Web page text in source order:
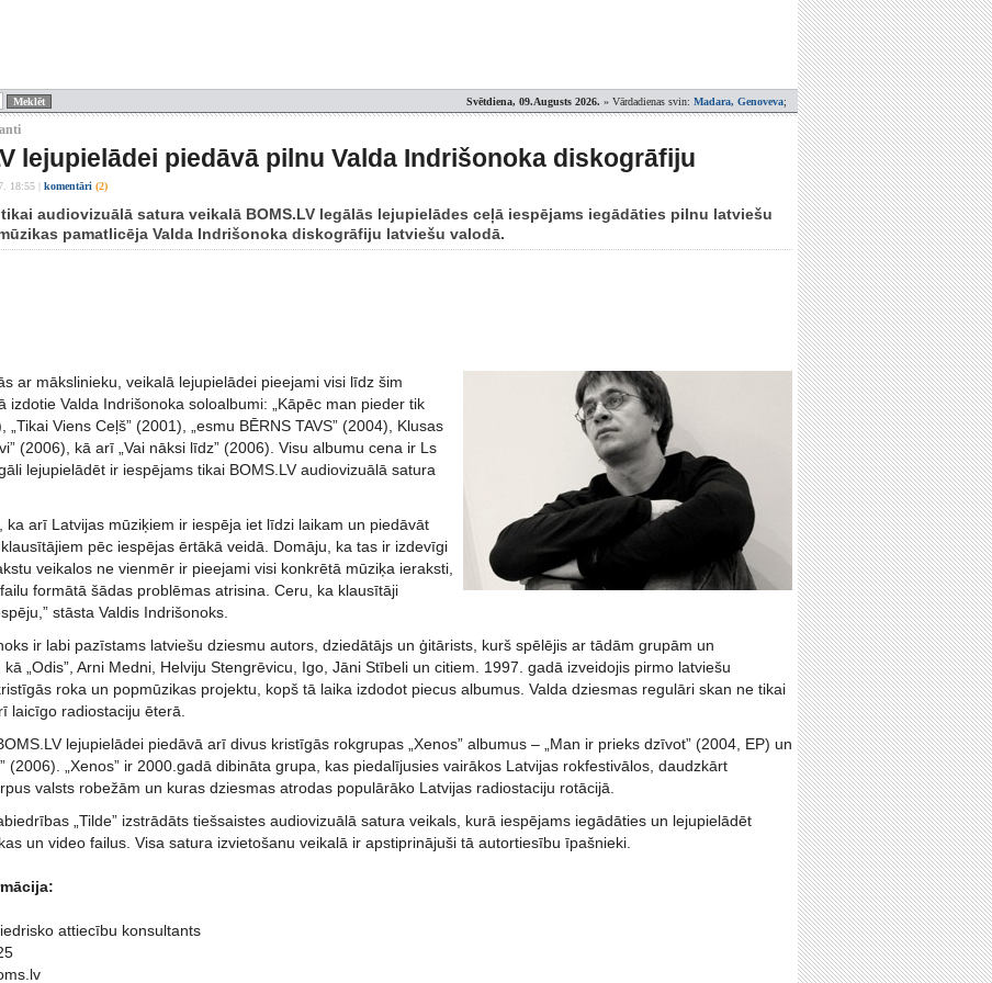
Svētdiena, 09.Augusts 2026. » Vārdadienas svin: Madara, Genoveva;
lejupielādei piedāvā pilnu Valda Indrišonoka diskogrāfiju
18:55 komentāri (2)
audiovizuālā satura veikalā BOMS.LV legālās lejupielādes ceļā iespējams iegādāties pilnu latviešu
pamatlicēja Valda Indrišonoka diskogrāfiju latviešu valodā.
ar mākslinieku, veikalā lejupielādei pieejami visi līdz šim
izdotie Valda Indrišonoka soloalbumi: „Kāpēc man pieder tik
„Tikai Viens Ceļš” (2001), „esmu BĒRNS TAVS” (2004), Klusas
(2006), kā arī „Vai nāksi līdz” (2006). Visu albumu cena ir Ls
lejupielādēt ir iespējams tikai BOMS.LV audiovizuālā satura
ka arī Latvijas mūziķiem ir iespēja iet līdzi laikam un piedāvāt
pēc iespējas ērtākā veidā. Domāju, ka tas ir izdevīgi
veikalos ne vienmēr ir pieejami visi konkrētā mūziķa ieraksti,
formātā šādas problēmas atrisina. Ceru, ka klausītāji
stāsta Valdis Indrišonoks.
ir labi pazīstams latviešu dziesmu autors, dziedātājs un ģitārists, kurš spēlējis ar tādām grupām un
kā „Odis”, Arni Medni, Helviju Stengrēvicu, Igo, Jāni Stībeli un citiem. 1997. gadā izveidojis pirmo latviešu
roka un popmūzikas projektu, kopš tā laika izdodot piecus albumus. Valda dziesmas regulāri skan ne tikai
laicīgo radiostaciju ēterā.
lejupielādei piedāvā arī divus kristīgās rokgrupas „Xenos” albumus – „Man ir prieks dzīvot” (2004, EP) un
(2006). „Xenos” ir 2000.gadā dibināta grupa, kas piedalījusies vairākos Latvijas rokfestivālos, daudzkārt
valsts robežām un kuras dziesmas atrodas populārāko Latvijas radiostaciju rotācijā.
„Tilde” izstrādāts tiešsaistes audiovizuālā satura veikals, kurā iespējams iegādāties un lejupielādēt
un video failus. Visa satura izvietošanu veikalā ir apstiprinājuši tā autortiesību īpašnieki.
attiecību konsultants